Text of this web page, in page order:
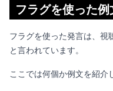
フラグを使った例
フラグを使った発言は、視
と言われています。
ここでは何個か例文を紹介